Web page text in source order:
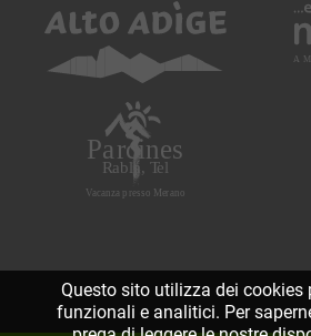
Questo sito utilizza dei cookies
funzionali e analitici. Per